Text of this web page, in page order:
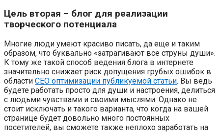
Цель вторая – блог для реализации
творческого потенциала
Многие люди умеют красиво писать, да еще и таким
образом, что буквально «затрагивают все струны души».
К тому же такой способ ведения блога в интернете
значительно снижает риск допущения грубых ошибок в
области СЕО оптимизации публикуемой статьи. Вы ведь
будете работать просто для души и настроения, делиться
с людьми чувствами и своими мыслями. Однако не
стоит исключать и такого варианта, что когда на вашей
странице будет довольно много постоянных
посетителей, вы сможете также неплохо заработать на